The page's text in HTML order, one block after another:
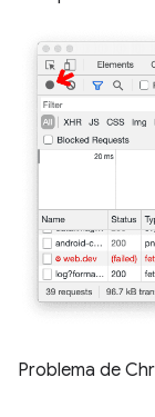
Problema de